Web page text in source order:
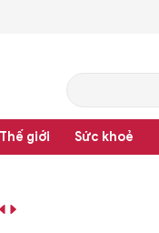
Thế giới Sức khoẻ
phạm pháp luật